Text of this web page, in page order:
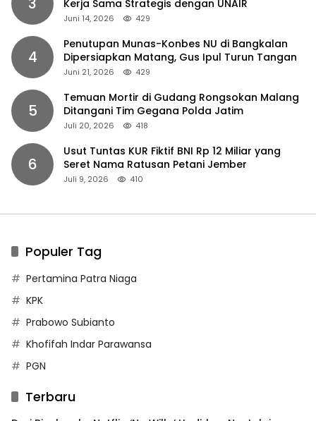
Kerja Sama Strategis dengan UNAIR
Juni 14, 2026 429
4
Penutupan Munas-Konbes NU di Bangkalan
Dipersiapkan Matang, Gus Ipul Turun Tangan
Juni 21, 2026 429
5
Temuan Mortir di Gudang Rongsokan Malang
Ditangani Tim Gegana Polda Jatim
Juli 20, 2026 418
6
Usut Tuntas KUR Fiktif BNI Rp 12 Miliar yang
Seret Nama Ratusan Petani Jember
Juli 9, 2026 410
Populer Tag
Pertamina Patra Niaga
KPK
Prabowo Subianto
Khofifah Indar Parawansa
PGN
Terbaru